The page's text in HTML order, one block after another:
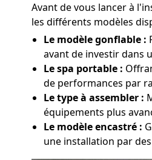
Avant de vous lancer à
les différents modèles
Le modèle gonflable :
avant de investir dans
Le spa portable :
de performances par
Le type à assembler :
équipements plus
Le modèle encastré :
une installation par